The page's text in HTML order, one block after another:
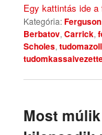
Egy kattintás ide
Kategória:
Berbatov,Carrick,
Scholes,
Most